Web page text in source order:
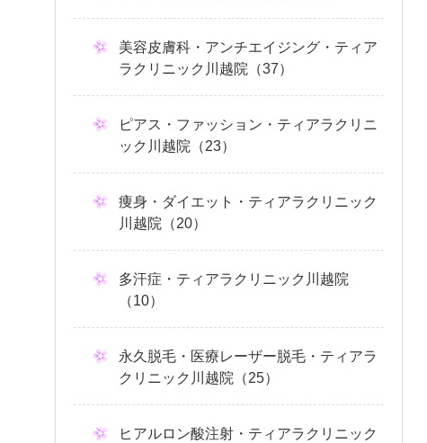
美容皮膚科・アンチエイジング・ティア
ラクリニック川越院（37）
ピアス・ファッション・ティアラクリニ
ック川越院（23）
痩身・ダイエット・ティアラクリニック
川越院（20）
多汗症・ティアラクリニック川越院
（10）
永久脱毛・医療レーザー脱毛・ティアラ
クリニック川越院（25）
ヒアルロン酸注射・ティアラクリニック